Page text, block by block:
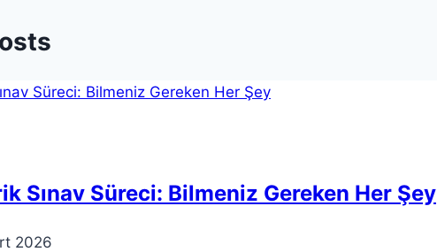
Sınav Süreci: Bilmeniz Gereken Her Şey
2026